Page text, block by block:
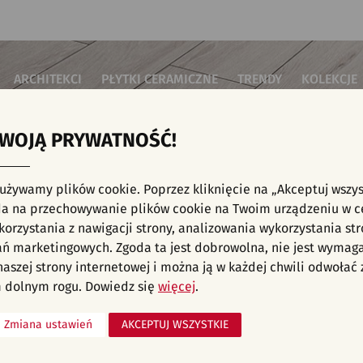
ARCHITEKCI PŁYTKI CERAMICZNE TRENDY KOLEKCJE
do sypialni
kuchenne
łazienkowe
na schody
na taras
komercyjne
Płytki ścienne
Płytki cegiełki
Płytki drewnopodobne
Płytki heksagonalne
Płytki jodełka
Płytki kamienne
Płytki kolorowe
Płytki
Płytki we
KAFELKI - INWESTYCJE, PŁYTKI ŚCIENNE,
aranżacji spełniających wybrane filtry. Przejdź do pełnejoferty
PRYWATNOŚĆ!
plików cookie. Poprzez kliknięcie na „Akceptuj
na przechowywanie plików cookie na Twoim urządzeniu w
z nawigacji strony, analizowania wykorzystania
marketingowych. Zgoda ta jest dobrowolna, nie jest
strony internetowej i można ją w każdej chwili odwołać
dolnym rogu. Dowiedz się więcej.
Zmiana ustawień AKCEPTUJ WSZYSTKIE